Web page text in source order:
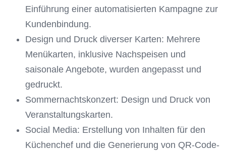
Einführung einer automatisierten Kampagne zur
Kundenbindung.
Design und Druck diverser Karten: Mehrere
Menükarten, inklusive Nachspeisen und
saisonale Angebote, wurden angepasst und
gedruckt.
Sommernachtskonzert: Design und Druck von
Veranstaltungskarten.
Social Media: Erstellung von Inhalten für den
Küchenchef und die Generierung von QR-Code-